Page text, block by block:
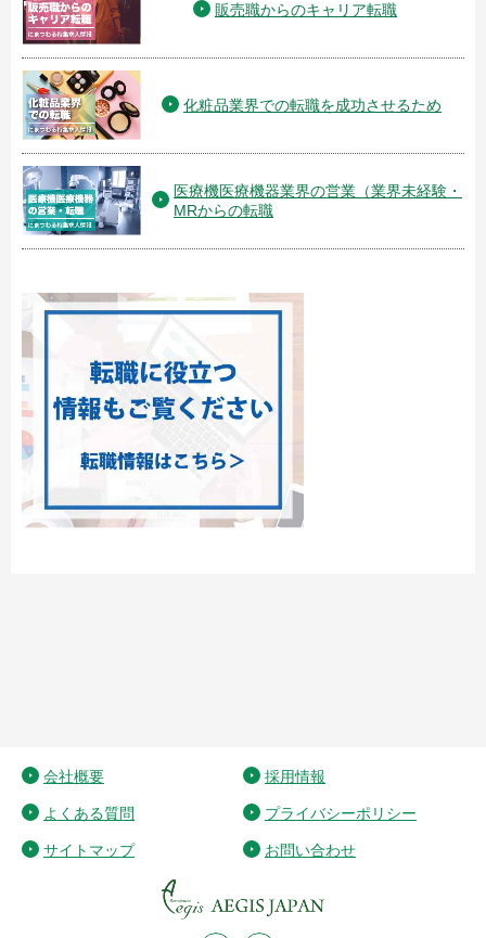
販売職からのキャリア転職
化粧品業界での転職を成功させるため
医療機医療機器業界の営業（業界未経験・
MRからの転職
会社概要 採用情報
よくある質問 プライバシーポリシー
サイトマップ お問い合わせ